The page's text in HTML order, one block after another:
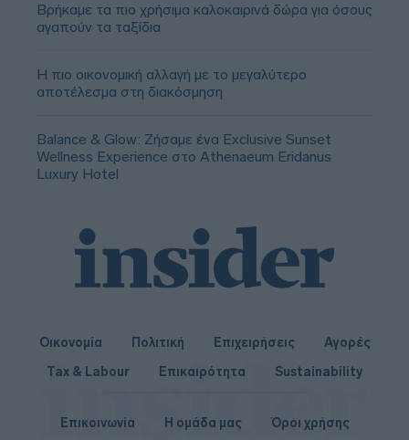
Βρήκαμε τα πιο χρήσιμα καλοκαιρινά δώρα για όσους
αγαπούν τα ταξίδια
Η πιο οικονομική αλλαγή με το μεγαλύτερο
αποτέλεσμα στη διακόσμηση
Balance & Glow: Ζήσαμε ένα Exclusive Sunset
Wellness Experience στο Athenaeum Eridanus
Luxury Hotel
Οικονομία Πολιτική Επιχειρήσεις
Αγορές
Tax & Labour
Επικαιρότητα Sustainability
Επικοινωνία Η ομάδα μας Όροι χρήσης